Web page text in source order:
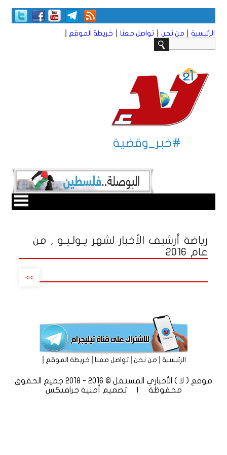
الرئيسية من نحن تواصل معنا خريطة الموقع
#خبر_وقضية
رياضة أرشيف الأخبار لشهر يـولـيـو , من
عام 2016
>>
الرئيسية|من نحن|تواصل معنا|خريطة الموقع
موقع ( لا ) الأخباري المستقل © 2016 - 2018 جميع الحقوق
محفوظة | تصميم
أمنية جرافيكس